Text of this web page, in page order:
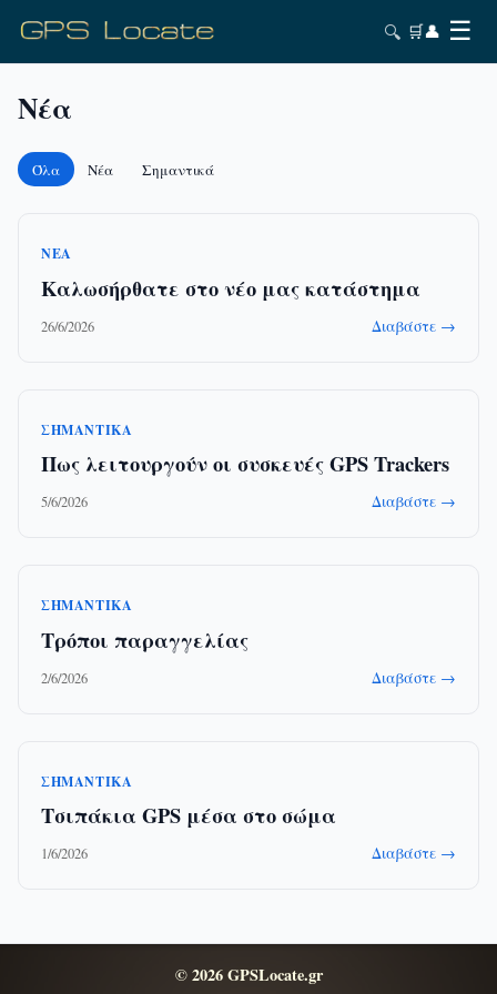
🔍 🛒👤 ☰
Νέα
Όλα Νέα Σημαντικά
ΝΈΑ
Καλωσήρθατε στο νέο μας κατάστημα
26/6/2026 Διαβάστε →
ΣΗΜΑΝΤΙΚΆ
Πως λειτουργούν οι συσκευές GPS Trackers
5/6/2026 Διαβάστε →
ΣΗΜΑΝΤΙΚΆ
Τρόποι παραγγελίας
2/6/2026 Διαβάστε →
ΣΗΜΑΝΤΙΚΆ
Τσιπάκια GPS μέσα στο σώμα
1/6/2026 Διαβάστε →
© 2026 GPSLocate.gr